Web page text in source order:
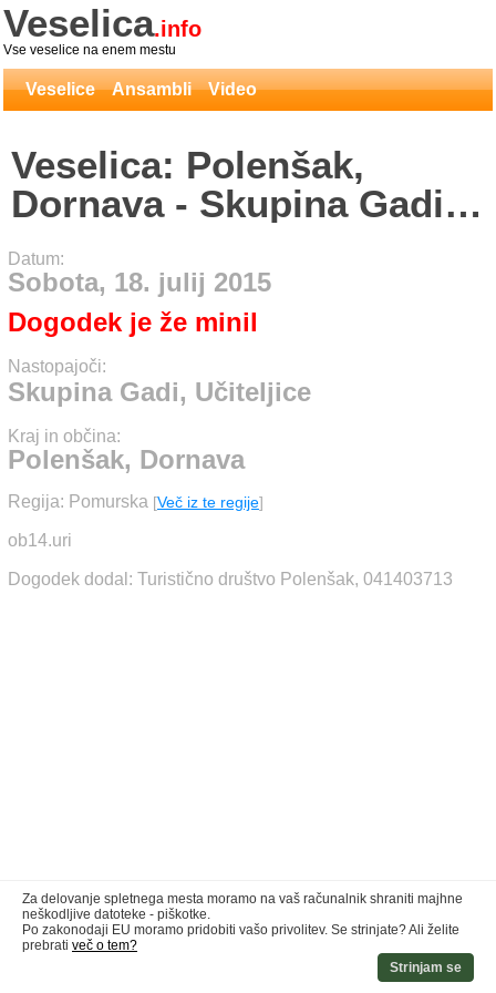
Veselica.info
Vse veselice na enem mestu
Veselice Ansambli Video
Veselica: Polenšak,
Dornava - Skupina Gadi,
Učiteljice
Datum:
Sobota, 18. julij 2015
Dogodek je že minil
Nastopajoči:
Skupina Gadi, Učiteljice
Kraj in občina:
Polenšak, Dornava
Regija: Pomurska [Več iz te regije]
ob14.uri
Dogodek dodal: Turistično društvo Polenšak, 041403713
Za delovanje spletnega mesta moramo na vaš računalnik shraniti majhne
neškodljive datoteke - piškotke.
Po zakonodaji EU moramo pridobiti vašo privolitev. Se strinjate? Ali želite
prebrati več o tem?
Strinjam se